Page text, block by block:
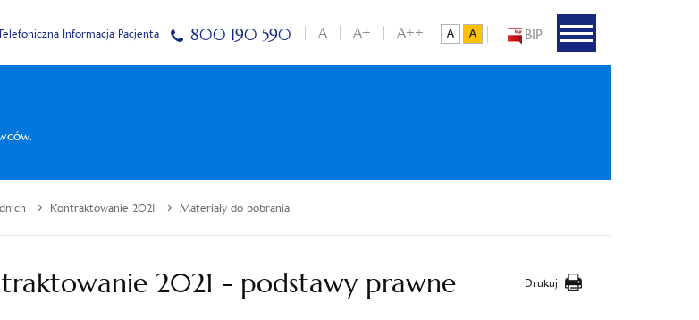
BIP
A A+ A++
Informacja Pacjenta 800 190 590
› Kontraktowanie 2021 › Materiały do pobrania
Drukuj
2021 - podstawy prawne